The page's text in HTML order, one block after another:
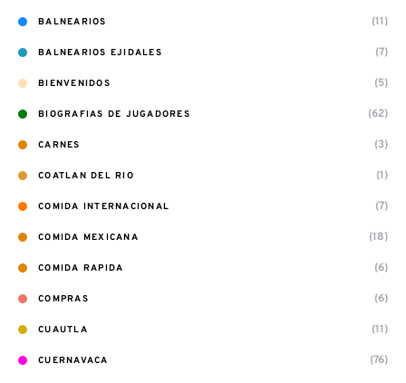
BALNEARIOS (11)
BALNEARIOS EJIDALES (7)
BIENVENIDOS (5)
BIOGRAFIAS DE JUGADORES (62)
CARNES (3)
COATLAN DEL RIO (1)
COMIDA INTERNACIONAL (7)
COMIDA MEXICANA (18)
COMIDA RAPIDA (6)
COMPRAS (6)
CUAUTLA (11)
CUERNAVACA (76)